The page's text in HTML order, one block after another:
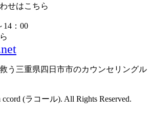
せはこちら
14：00
う三重県四日市市のカウンセリングル
(ラコール). All Rights Reserved.